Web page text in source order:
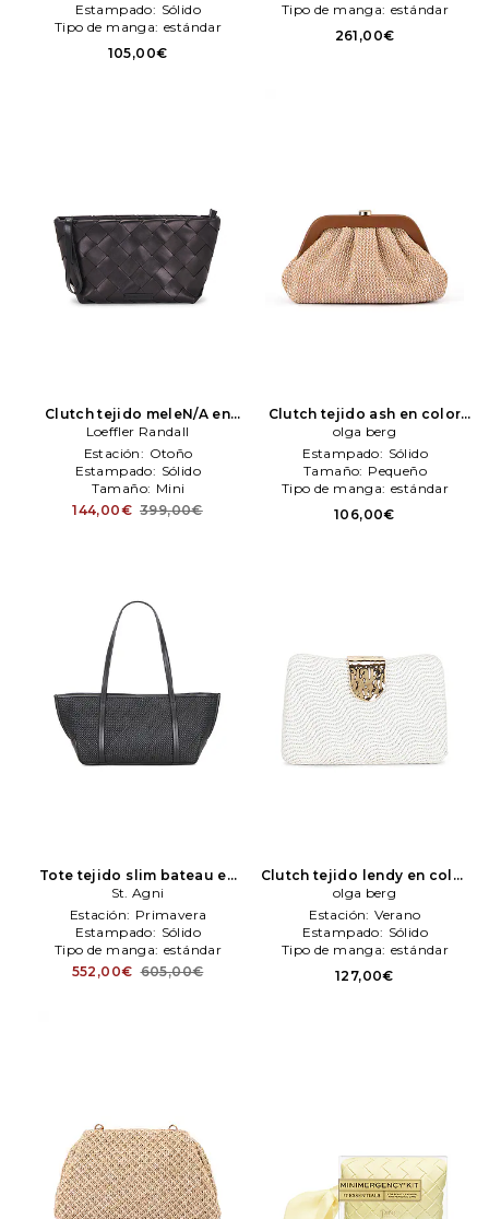
Estampado: Sólido
Tipo de manga: estándar
105,00€
Poolside
Tipo de manga: estándar
261,00€
Clutch tejido meleN/A en
color negro Loeffler Randall
Loeffler Randall
Estación: Otoño
Estampado: Sólido
Tamaño: Mini
144,00€ 399,00€
Clutch tejido ash en color
bronce olga berg
olga berg
Estampado: Sólido
Tamaño: Pequeño
Tipo de manga: estándar
106,00€
Tote tejido slim bateau en
color negro St. Agni
St. Agni
Estación: Primavera
Estampado: Sólido
Tipo de manga: estándar
552,00€ 605,00€
Clutch tejido lendy en color
blanco olga berg
olga berg
Estación: Verano
Estampado: Sólido
Tipo de manga: estándar
127,00€